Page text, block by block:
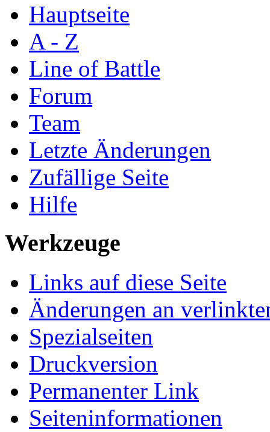
Hauptseite
A - Z
Line of Battle
Forum
Team
Letzte Änderungen
Zufällige Seite
Hilfe
Werkzeuge
Links auf diese Seite
Änderungen an
Spezialseiten
Druckversion
Permanenter Link
Seiten­informationen